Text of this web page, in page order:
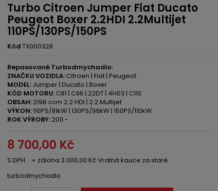
Turbo Citroen Jumper Fiat Ducato
Peugeot Boxer 2.2HDI 2.2Multijet
110PS/130PS/150PS
Kód TX000328
Repasované Turbodmychadlo:
ZNAČKU VOZIDLA: Citroen | Fiat | Peugeot
MODEL: Jumper | Ducato | Boxer
KÓD MOTORU: C81 | C96 | 22DT | 4H03 | C110
OBSAH: 2198 ccm 2.2 HDI | 2.2 Multijet
VÝKON:110PS/81kW | 130PS/96kW | 150PS/110kW
ROK VÝROBY: 2011 -
8 700,00 Kč
S DPH
+ záloha 3 000,00 Kč Vratná kauce za staré
turbodmychadlo